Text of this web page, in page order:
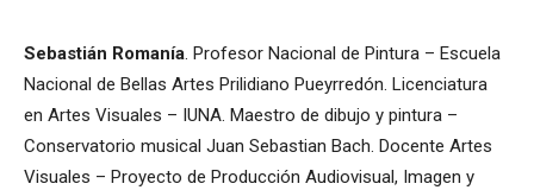
Sebastián Romanía. Profesor Nacional de Pintura – Escuela
Nacional de Bellas Artes Prilidiano Pueyrredón. Licenciatura
en Artes Visuales – IUNA. Maestro de dibujo y pintura –
Conservatorio musical Juan Sebastian Bach. Docente Artes
Visuales – Proyecto de Producción Audiovisual, Imagen y